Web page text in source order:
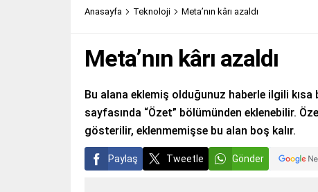
Anasayfa Teknoloji Meta’nın kârı azaldı
Meta’nın kârı azaldı
Bu alana eklemiş olduğunuz haberle ilgili
sayfasında “Özet” bölümünden eklenebilir.
gösterilir, eklenmemişse bu alan boş kalır.
Paylaş Tweetle Gönder